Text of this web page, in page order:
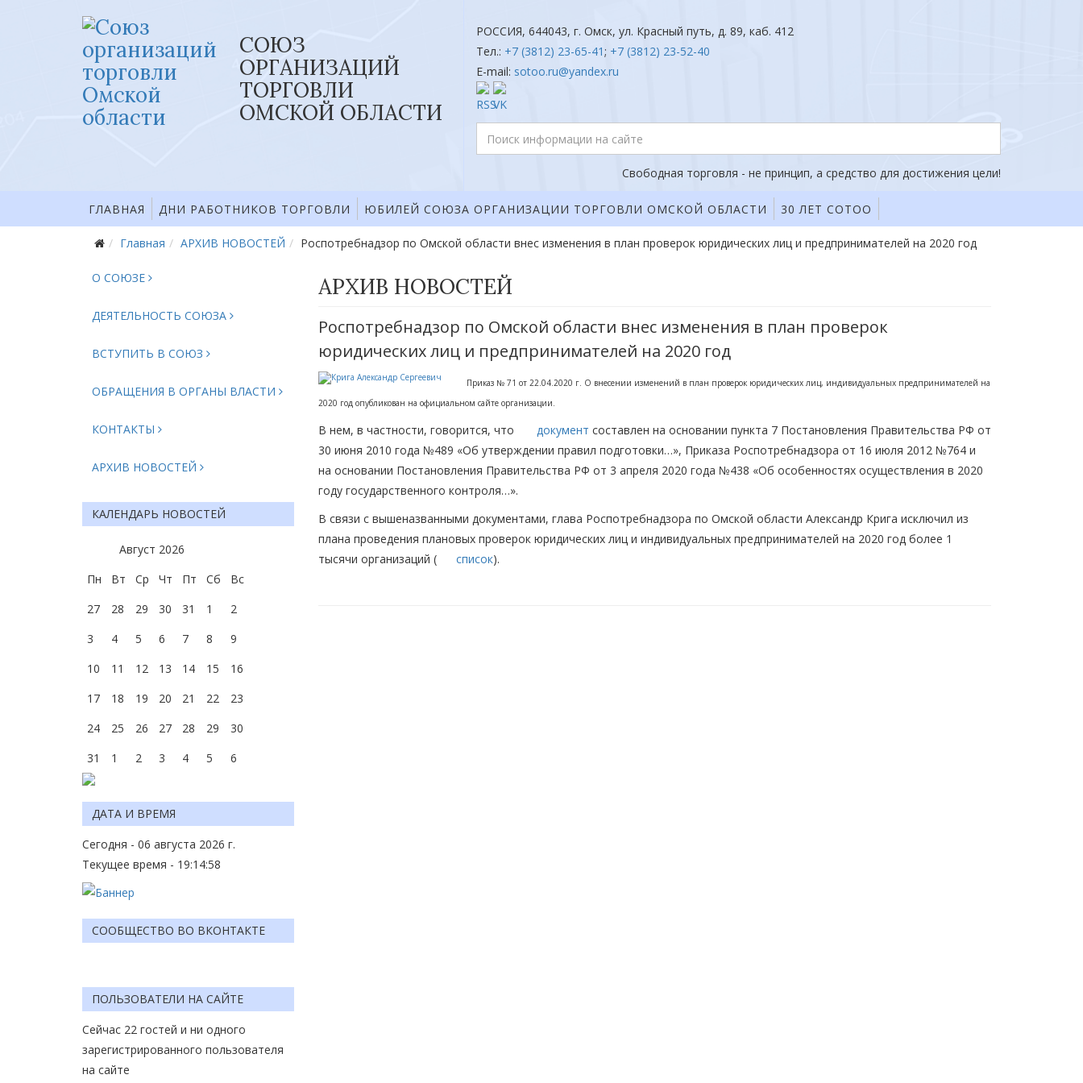
СОЮЗ
ОРГАНИЗАЦИЙ
ТОРГОВЛИ
ОМСКОЙ ОБЛАСТИ
РОССИЯ, 644043, г. Омск, ул. Красный путь, д. 89, каб. 412
Тел.: +7 (3812) 23-65-41; +7 (3812) 23-52-40
E-mail: sotoo.ru@yandex.ru
Свободная торговля - не принцип, а средство для достижения цели!
ГЛАВНАЯ ДНИ РАБОТНИКОВ ТОРГОВЛИ ЮБИЛЕЙ СОЮЗА ОРГАНИЗАЦИИ ТОРГОВЛИ ОМСКОЙ ОБЛАСТИ 30 ЛЕТ СОТОО
Главная АРХИВ НОВОСТЕЙ Роспотребнадзор по Омской области внес изменения в план проверок юридических лиц и предпринимателей на 2020 год
О СОЮЗЕ
ДЕЯТЕЛЬНОСТЬ СОЮЗА
ВСТУПИТЬ В СОЮЗ
ОБРАЩЕНИЯ В ОРГАНЫ ВЛАСТИ
КОНТАКТЫ
АРХИВ НОВОСТЕЙ
КАЛЕНДАРЬ НОВОСТЕЙ
Август 2026
Пн
Вт Ср Чт Пт Сб
Вс
27
28 29 30 31 1
2
3
4 5 6 7 8
9
10
11 12 13 14 15
16
17
18 19 20 21 22
23
24
25 26 27 28 29
30
31
1 2 3 4 5 6
ДАТА И ВРЕМЯ
Сегодня - 06 августа 2026 г.
Текущее время - 19:14:58
СООБЩЕСТВО ВО ВКОНТАКТЕ
ПОЛЬЗОВАТЕЛИ НА САЙТЕ
Сейчас 22 гостей и ни одного
зарегистрированного пользователя
на сайте
АРХИВ НОВОСТЕЙ
Роспотребнадзор по Омской области внес изменения в план проверок
юридических лиц и предпринимателей на 2020 год
Приказ № 71 от 22.04.2020 г. О внесении изменений в план проверок юридических лиц, индивидуальных предпринимателей на
2020 год опубликован на официальном сайте организации.
В нем, в частности, говорится, что документ составлен на основании пункта 7 Постановления Правительства РФ от
30 июня 2010 года №489 «Об утверждении правил подготовки…», Приказа Роспотребнадзора от 16 июля 2012 №764 и
на основании Постановления Правительства РФ от 3 апреля 2020 года №438 «Об особенностях осуществления в 2020
году государственного контроля…».
В связи с вышеназванными документами, глава Роспотребнадзора по Омской области Александр Крига исключил из
плана проведения плановых проверок юридических лиц и индивидуальных предпринимателей на 2020 год более 1
тысячи организаций (
список).